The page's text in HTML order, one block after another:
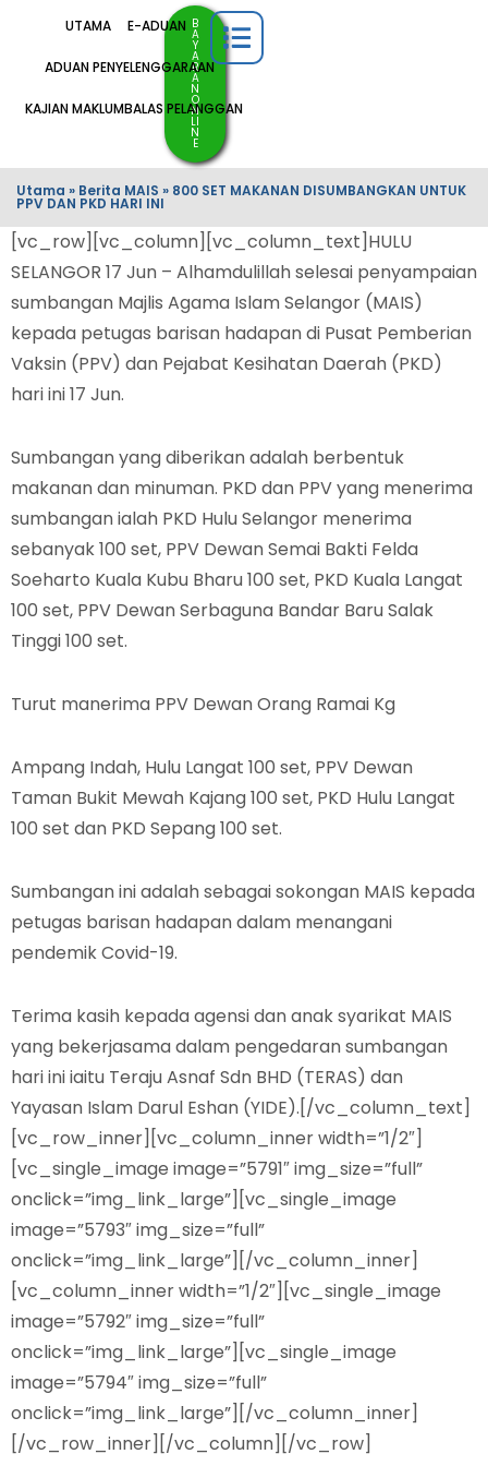
UTAMA E-ADUAN
ADUAN PENYELENGGARAAN
KAJIAN MAKLUMBALAS PELANGGAN
B
A
Y
A
R
A
N
O
N
LI
N
E
Utama » Berita MAIS » 800 SET MAKANAN DISUMBANGKAN UNTUK
PPV DAN PKD HARI INI
[vc_row][vc_column][vc_column_text]HULU
SELANGOR 17 Jun – Alhamdulillah selesai penyampaian
sumbangan Majlis Agama Islam Selangor (MAIS)
kepada petugas barisan hadapan di Pusat Pemberian
Vaksin (PPV) dan Pejabat Kesihatan Daerah (PKD)
hari ini 17 Jun.
Sumbangan yang diberikan adalah berbentuk
makanan dan minuman. PKD dan PPV yang menerima
sumbangan ialah PKD Hulu Selangor menerima
sebanyak 100 set, PPV Dewan Semai Bakti Felda
Soeharto Kuala Kubu Bharu 100 set, PKD Kuala Langat
100 set, PPV Dewan Serbaguna Bandar Baru Salak
Tinggi 100 set.
Turut manerima PPV Dewan Orang Ramai Kg
Ampang Indah, Hulu Langat 100 set, PPV Dewan
Taman Bukit Mewah Kajang 100 set, PKD Hulu Langat
100 set dan PKD Sepang 100 set.
Sumbangan ini adalah sebagai sokongan MAIS kepada
petugas barisan hadapan dalam menangani
pendemik Covid-19.
Terima kasih kepada agensi dan anak syarikat MAIS
yang bekerjasama dalam pengedaran sumbangan
hari ini iaitu Teraju Asnaf Sdn BHD (TERAS) dan
Yayasan Islam Darul Eshan (YIDE).[/vc_column_text]
[vc_row_inner][vc_column_inner width=”1/2″]
[vc_single_image image=”5791″ img_size=”full”
onclick=”img_link_large”][vc_single_image
image=”5793″ img_size=”full”
onclick=”img_link_large”][/vc_column_inner]
[vc_column_inner width=”1/2″][vc_single_image
image=”5792″ img_size=”full”
onclick=”img_link_large”][vc_single_image
image=”5794″ img_size=”full”
onclick=”img_link_large”][/vc_column_inner]
[/vc_row_inner][/vc_column][/vc_row]